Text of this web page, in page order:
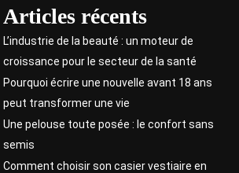
Articles récents
L’industrie de la beauté : un moteur de
croissance pour le secteur de la santé
Pourquoi écrire une nouvelle avant 18 ans
peut transformer une vie
Une pelouse toute posée : le confort sans
semis
Comment choisir son casier vestiaire en